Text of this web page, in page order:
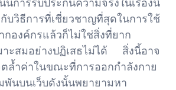
บวิธีการที่เชี่ยวชาญที่สุดในการใช้
องค์กรแล้วก็ไม่ใช่สิ่งที่ยาก
าะสมอย่างปฏิเสธไม่ได้ สิ่งนี้อาจ
ล้ำค่าในขณะที่การออกกำลังกาย
พันบนเว็บดังนั้นพยายามหา